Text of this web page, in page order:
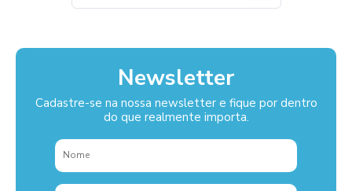
Newsletter
Cadastre-se na nossa newsletter e fique por dentro
do que realmente importa.